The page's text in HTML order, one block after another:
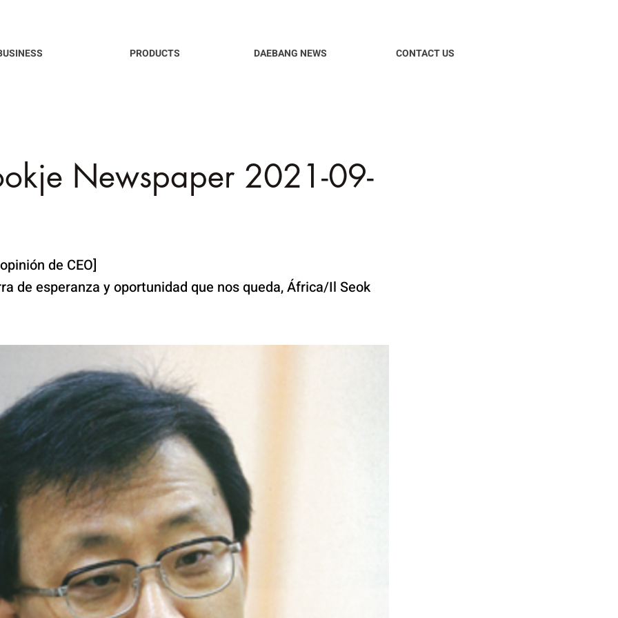
PRODUCTS DAEBANG NEWS CONTACT US
Newspaper 2021-09-
de CEO]
de esperanza y oportunidad que nos queda, África/Il Seok